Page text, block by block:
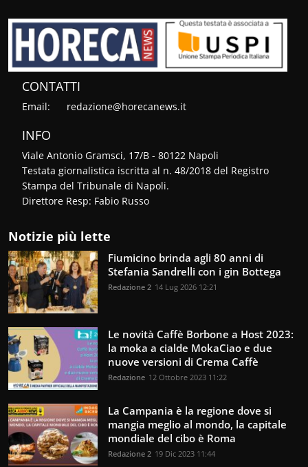
CONTATTI
Email: redazione@horecanews.it
INFO
Viale Antonio Gramsci, 17/B - 80122 Napoli
Testata giornalistica iscritta al n. 48/2018 del Registro
Stampa del Tribunale di Napoli.
Direttore Resp: Fabio Russo
Notizie più lette
Fiumicino brinda agli 80 anni di
Stefania Sandrelli con i gin Bottega
Redazione 2 14 Lug 2026 12:21
Le novità Caffè Borbone a Host 2023:
la moka a cialde MokaCiao e due
nuove versioni di Crema Caffè
Redazione 12 Ottobre 2023 11:22
La Campania è la regione dove si
mangia meglio al mondo, la capitale
mondiale del cibo è Roma
Redazione 2 19 Dic 2023 11:44